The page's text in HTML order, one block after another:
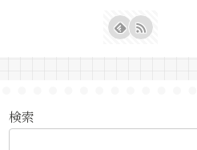
検索